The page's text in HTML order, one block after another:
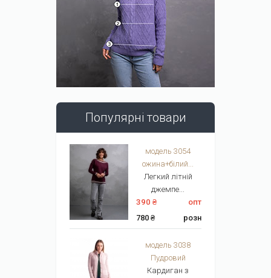
Популярні товари
модель 3054
ожина+білий...
Легкий літній
джемпе...
390 ₴
опт
780 ₴
розн
модель 3038
Пудровий
Кардиган з